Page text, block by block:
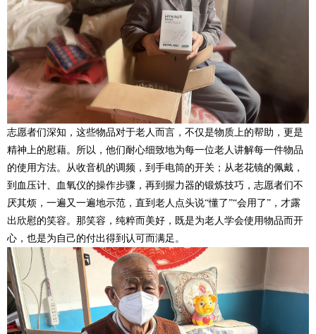
志愿者们深知，这些物品对于老人而言，不仅是物质上的帮助，更是
精神上的慰藉。所以，他们耐心细致地为每一位老人讲解每一件物品
的使用方法。从收音机的调频，到手电筒的开关；从老花镜的佩戴，
到血压计、血氧仪的操作步骤，再到握力器的锻炼技巧，志愿者们不
厌其烦，一遍又一遍地示范，直到老人点头说“懂了”“会用了”，才露
出欣慰的笑容。那笑容，纯粹而美好，既是为老人学会使用物品而开
心，也是为自己的付出得到认可而满足。